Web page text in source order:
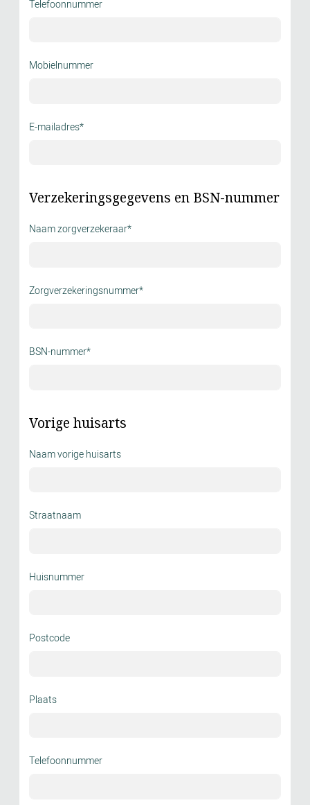
Telefoonnummer
Mobielnummer
E-mailadres*
Verzekeringsgegevens en BSN-nummer
Naam zorgverzekeraar*
Zorgverzekeringsnummer*
BSN-nummer*
Vorige huisarts
Naam vorige huisarts
Straatnaam
Huisnummer
Postcode
Plaats
Telefoonnummer